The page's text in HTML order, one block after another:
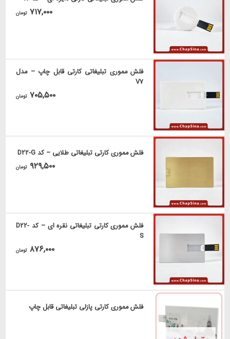
۷۱۷,۰۰۰ تومان
فلش مموری تبلیغاتی کارتی قابل چاپ – مدل
V7
۷۰۵,۵۰۰ تومان
فلش مموری کارتی تبلیغاتی طلایی – کد D22-G
۹۲۹,۵۰۰ تومان
فلش مموری کارتی تبلیغاتی نقره ای – کد D22-
S
۸۷۶,۰۰۰ تومان
فلش مموری کارتی پازلی تبلیغاتی قابل چاپ